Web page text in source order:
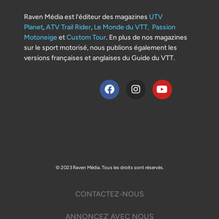
Raven Média est l’éditeur des magazines UTV
Planet,ATV Trail Rider, Le Monde du VTT, Passion
MotoneigeetCustom Tour. En plus de nos magazines
sur le sport motorisé, nous publions également les
versions françaises et anglaises du Guide du VTT.
© 2023 Raven Média. Tous les droits sont réservés.
CONTACTEZ-NOUS
ANNONCEZ AVEC NOUS